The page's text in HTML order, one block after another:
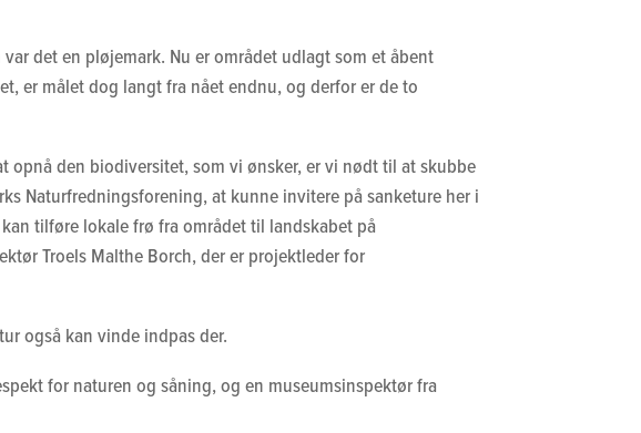
det en pløjemark. Nu er området udlagt som et åbent
er målet dog langt fra nået endnu, og derfor er de to
opnå den biodiversitet, som vi ønsker, er vi nødt til at skubbe
Naturfredningsforening, at kunne invitere på sanketure her i
tilføre lokale frø fra området til landskabet på
Troels Malthe Borch, der er projektleder for
også kan vinde indpas der.
for naturen og såning, og en museumsinspektør fra